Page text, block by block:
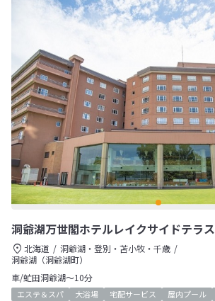
洞爺湖万世閣ホテルレイクサイドテラス
北海道
洞爺湖・登別・苫小牧・千歳
洞爺湖（洞爺湖町）
車/虻田洞爺湖～10分
エステ＆スパ 大浴場 宅配サービス 屋内プール